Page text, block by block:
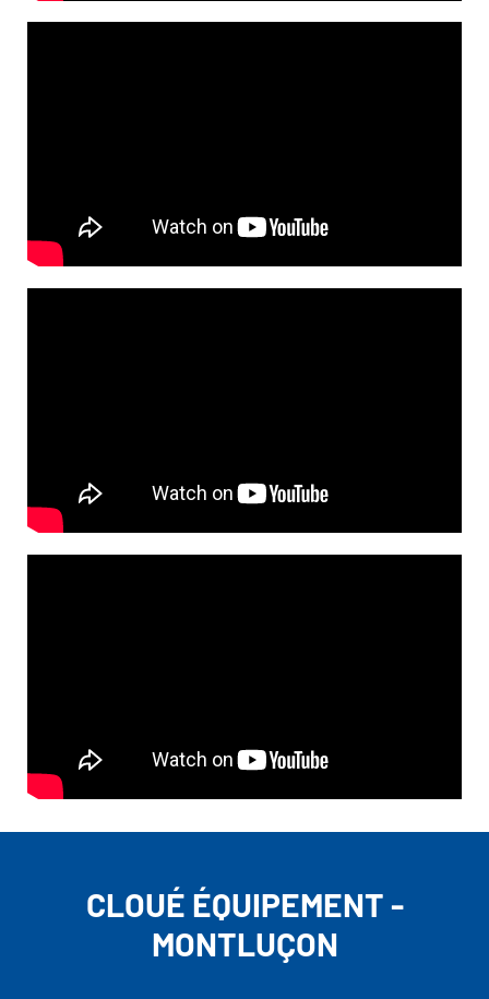
CLOUÉ ÉQUIPEMENT -
MONTLUÇON